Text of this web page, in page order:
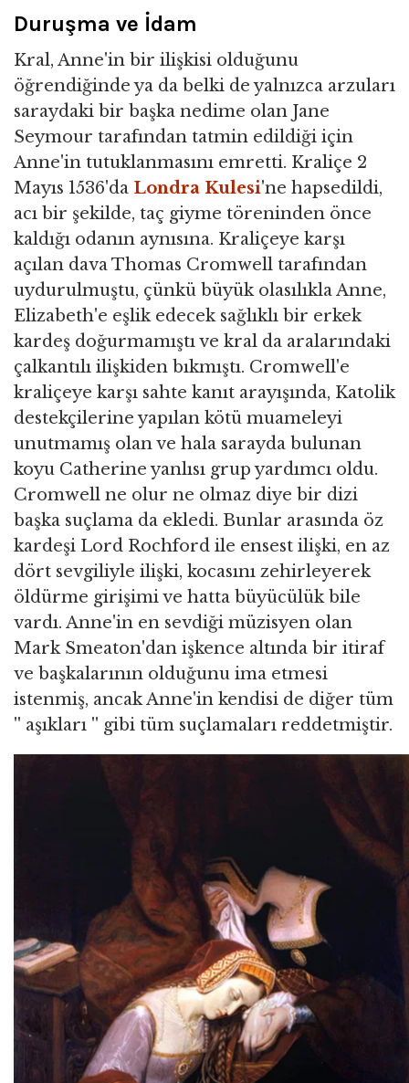
Duruşma ve İdam
Kral, Anne'in bir ilişkisi olduğunu
öğrendiğinde ya da belki de yalnızca arzuları
saraydaki bir başka nedime olan Jane
Seymour tarafından tatmin edildiği için
Anne'in tutuklanmasını emretti. Kraliçe 2
Mayıs 1536'da Londra Kulesi'ne hapsedildi,
acı bir şekilde, taç giyme töreninden önce
kaldığı odanın aynısına. Kraliçeye karşı
açılan dava Thomas Cromwell tarafından
uydurulmuştu, çünkü büyük olasılıkla Anne,
Elizabeth'e eşlik edecek sağlıklı bir erkek
kardeş doğurmamıştı ve kral da aralarındaki
çalkantılı ilişkiden bıkmıştı. Cromwell'e
kraliçeye karşı sahte kanıt arayışında, Katolik
destekçilerine yapılan kötü muameleyi
unutmamış olan ve hala sarayda bulunan
koyu Catherine yanlısı grup yardımcı oldu.
Cromwell ne olur ne olmaz diye bir dizi
başka suçlama da ekledi. Bunlar arasında öz
kardeşi Lord Rochford ile ensest ilişki, en az
dört sevgiliyle ilişki, kocasını zehirleyerek
öldürme girişimi ve hatta büyücülük bile
vardı. Anne'in en sevdiği müzisyen olan
Mark Smeaton'dan işkence altında bir itiraf
ve başkalarının olduğunu ima etmesi
istenmiş, ancak Anne'in kendisi de diğer tüm
'' aşıkları '' gibi tüm suçlamaları reddetmiştir.